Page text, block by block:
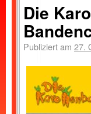
Die
Publiziert am 27.